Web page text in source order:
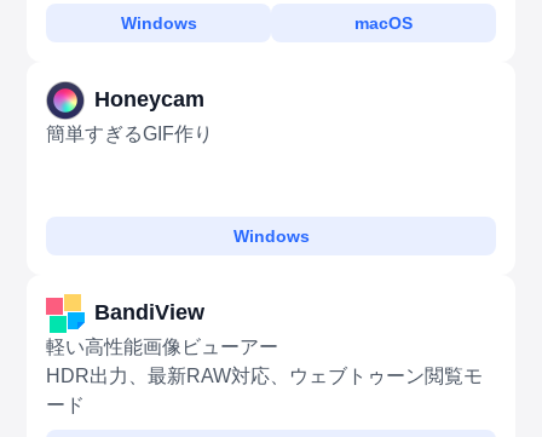
Windows macOS
Honeycam
簡単すぎるGIF作り
Windows
BandiView
軽い高性能画像ビューアー
HDR出力、最新RAW対応、ウェブトゥーン閲覧モ
ード